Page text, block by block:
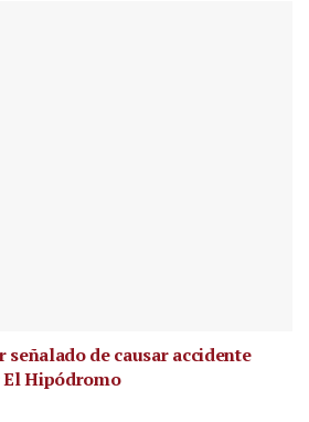
señalado de causar accidente
Hipódromo